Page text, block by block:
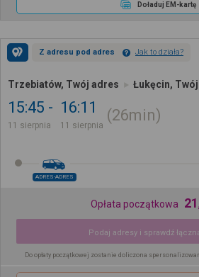
Doładuj EM-kartę
Z adresu pod adres Jak to działa?
Trzebiatów, Twój adres Łukęcin,
15:45
11 sierpnia
16:11
11 sierpnia
26min
ADRES-ADRES
Opłata początkowa 21,
Podaj adresy i sprawdź
Do opłaty początkowej zostanie doliczona